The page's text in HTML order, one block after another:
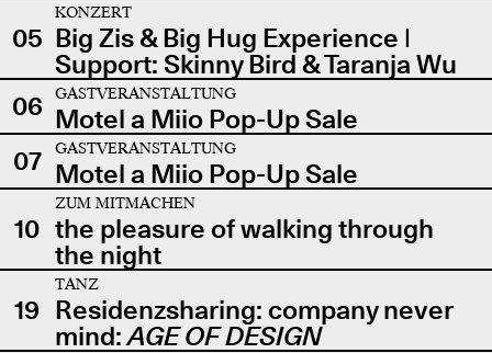
05
KONZERT
Big Zis & Big Hug Experience |
Support: Skinny Bird & Taranja Wu
06
GASTVERANSTALTUNG
Motel a Miio Pop-Up Sale
07
GASTVERANSTALTUNG
Motel a Miio Pop-Up Sale
10
ZUM MITMACHEN
the pleasure of walking through
the night
19
TANZ
Residenzsharing: company never
mind:AGE OF DESIGN